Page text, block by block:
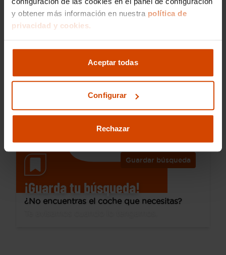
y obtener más información en nuestra política de
privacidad y cookies.
Aceptar todas
Configurar
Rechazar
19.990 €
1.0 EcoBoost 125cv ST-Line MHEV
Híbrido no enchufable
Manual
Guardar búsqueda
¡Guarda tu búsqueda!
¿No encuentras el coche que necesitas?